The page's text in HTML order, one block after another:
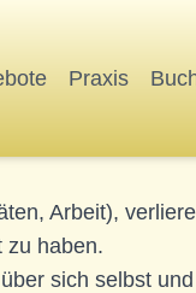
Praxis
Arbeit),
zu haben.
sich selbst